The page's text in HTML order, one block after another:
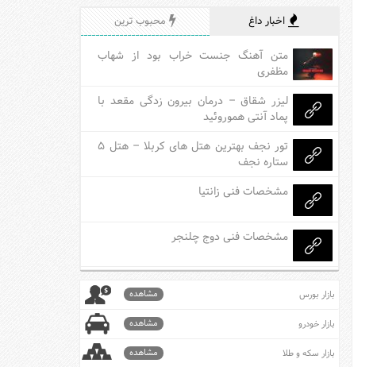
اخبار داغ محبوب ترین
متن آهنگ جنست خراب بود از شهاب
مظفری
لیزر شقاق – درمان بیرون زدگی مقعد با
پماد آنتی هموروئید
تور نجف بهترین هتل های کربلا – هتل ۵
ستاره نجف
مشخصات فنی زانتیا
مشخصات فنی دوج چلنجر
بازار بورس مشاهده
بازار خودرو مشاهده
بازار سکه و طلا مشاهده